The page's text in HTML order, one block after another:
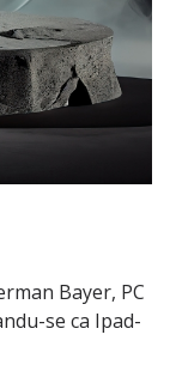
Bayer, PC
se ca Ipad-